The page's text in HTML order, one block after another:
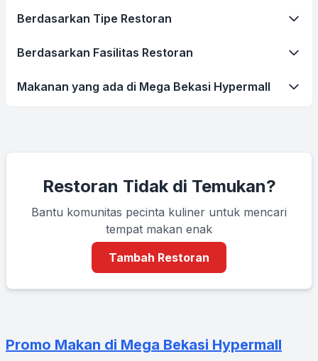
Berdasarkan Tipe Restoran
Berdasarkan Fasilitas Restoran
Makanan yang ada di Mega Bekasi Hypermall
Restoran Tidak di Temukan?
Bantu komunitas pecinta kuliner untuk mencari
tempat makan enak
Tambah Restoran
Promo Makan di Mega Bekasi Hypermall